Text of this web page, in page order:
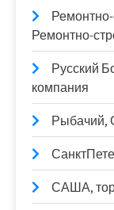
Ремонтно-
Русский
компания
Рыбачий,
САША,